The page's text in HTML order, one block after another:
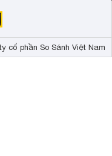
cổ phần So Sánh Việt Nam